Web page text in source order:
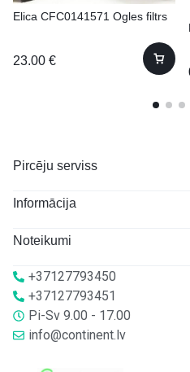
Elica CFC0141571 Ogles filtrs
23.00 €
Pircēju serviss
Informācija
Noteikumi
+37127793450
+37127793451
Pi-Sv 9.00 - 17.00
info@continent.lv